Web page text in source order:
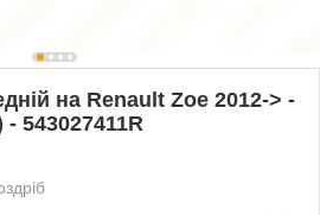
на Renault Zoe 2012-> -
543027411R